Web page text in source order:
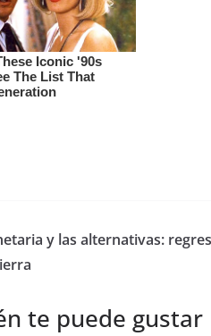
y las alternativas:
te puede gustar